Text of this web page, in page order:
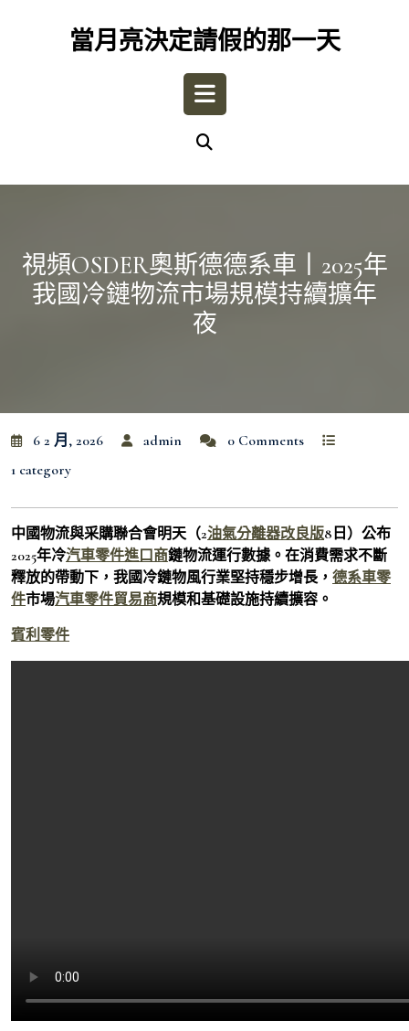
當月亮決定請假的那一天
Open
視頻OSDER奧斯德德系車丨2025年
我國冷鏈物流市場規模持續擴年
夜
6 2 月, 2026 admin
0 Comments
1 category
中國物流與采購聯合會明天（2油氣分離器改良版8日）公布
2025年冷汽車零件進口商鏈物流運行數據。在消費需求不斷
釋放的帶動下，我國冷鏈物風行業堅持穩步增長， 德系車零
件市場汽車零件貿易商規模和基礎設施持續擴容。
賓利零件